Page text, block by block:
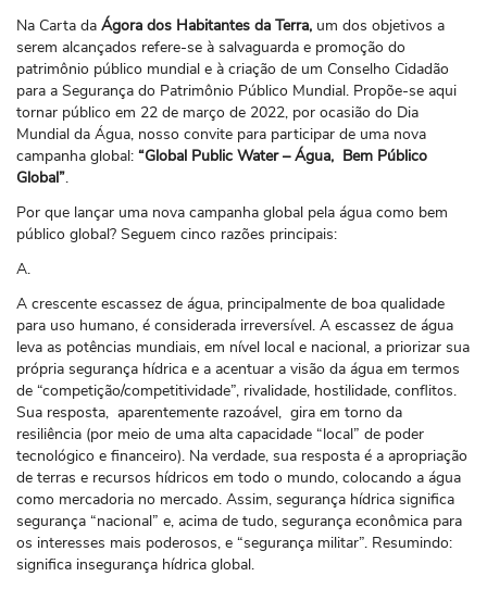
Na Carta da Ágora dos Habitantes da Terra, um dos objetivos a
serem alcançados refere-se à salvaguarda e promoção do
patrimônio público mundial e à criação de um Conselho Cidadão
para a Segurança do Patrimônio Público Mundial. Propõe-se aqui
tornar público em 22 de março de 2022, por ocasião do Dia
Mundial da Água, nosso convite para participar de uma nova
campanha global: “Global Public Water – Água, Bem Público
Global”
Por que lançar uma nova campanha global pela água como bem
público global? Seguem cinco razões principais:
A.
A crescente escassez de água, principalmente de boa qualidade
para uso humano, é considerada irreversível. A escassez de água
leva as potências mundiais, em nível local e nacional, a priorizar sua
própria segurança hídrica e a acentuar a visão da água em termos
de “competição/competitividade”, rivalidade, hostilidade, conflitos.
Sua resposta, aparentemente razoável, gira em torno da
resiliência (por meio de uma alta capacidade “local” de poder
tecnológico e financeiro). Na verdade, sua resposta é a apropriação
de terras e recursos hídricos em todo o mundo, colocando a água
como mercadoria no mercado. Assim, segurança hídrica significa
segurança “nacional” e, acima de tudo, segurança econômica para
os interesses mais poderosos, e “segurança militar”. Resumindo:
significa insegurança hídrica global.